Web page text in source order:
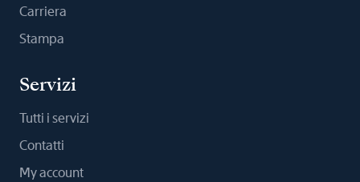
Carriera
Stampa
Servizi
Tutti i servizi
Contatti
My account